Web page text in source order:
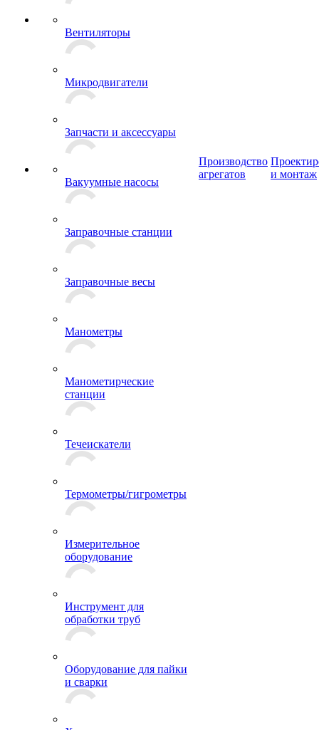
Вентиляторы
Микродвигатели
Запчасти и аксессуары
Вакуумные насосы
Заправочные станции
Заправочные весы
Манометры
Манометирческие
станции
Течеискатели
Термометры/гигрометры
Измерительное
оборудование
Инструмент для
обработки труб
Оборудование для пайки
и сварки
Производство
агрегатов
и монтаж